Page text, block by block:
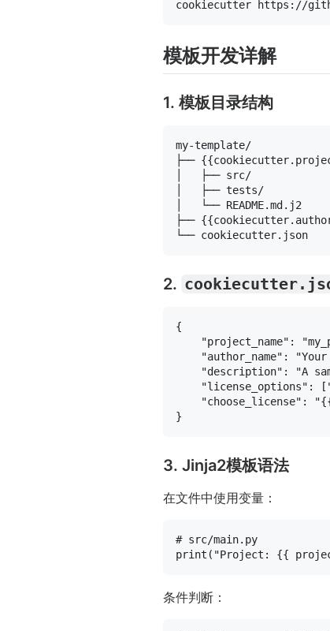
模板开发详解
1. 模板目录结构
my-template/
├──
│
│   ├──
│   └──
├──
└──
2.
{
"project_name" :
"author_name" : "Your
"description" : "A
"license_options" : [
"choose_license" :
}
3. Jinja2模板语法
在文件中使用变量：
# src/main.py
print ( "Project: {{
条件判断：